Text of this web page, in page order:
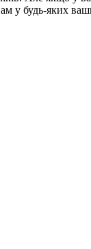
у будь-яких